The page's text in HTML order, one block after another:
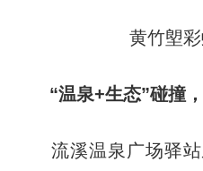
黄竹塱
“温泉+生态”碰撞
流溪温泉广场驿站